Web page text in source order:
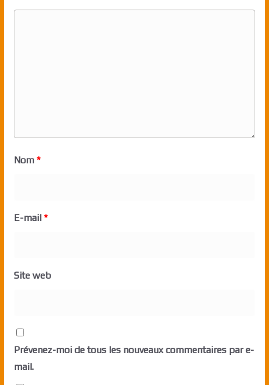
Nom *
E-mail *
Site web
Prévenez-moi de tous les nouveaux commentaires par e-
mail.